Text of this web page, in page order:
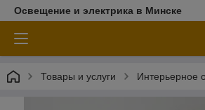
Освещение и электрика в Минске
Товары и услуги Интерьерное